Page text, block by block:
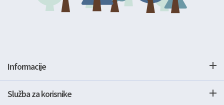
Informacije
Služba za korisnike